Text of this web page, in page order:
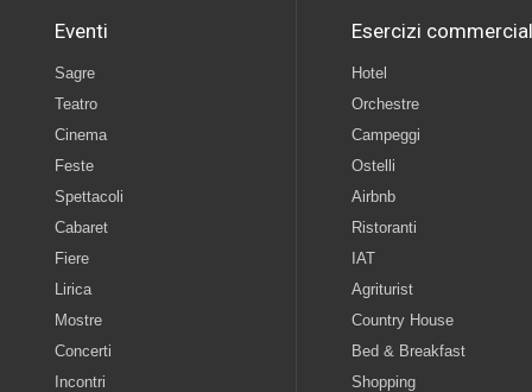
Eventi
Sagre
Teatro
Cinema
Feste
Spettacoli
Cabaret
Fiere
Lirica
Mostre
Concerti
Incontri
Esercizi
Hotel
Orchestre
Campeggi
Ostelli
Airbnb
Ristoranti
IAT
Agriturist
Country House
Bed & Breakfast
Shopping